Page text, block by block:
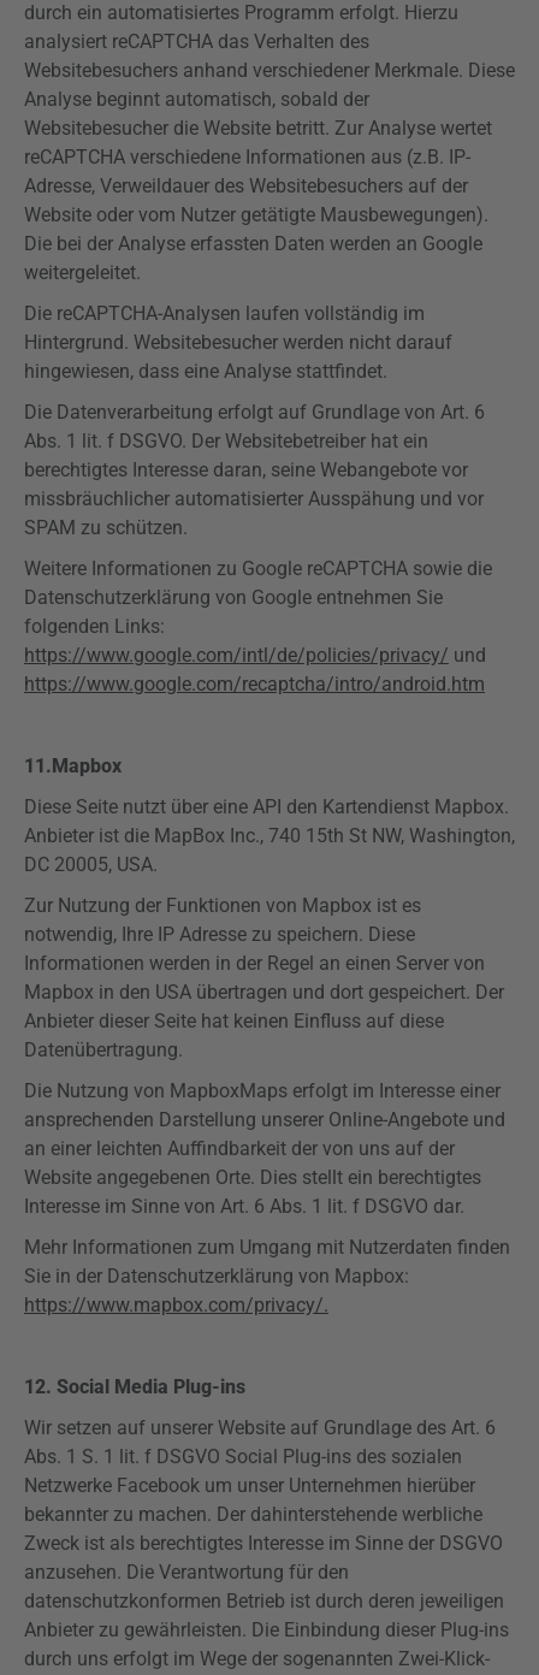
durch ein automatisiertes Programm erfolgt. Hierzu
analysiert reCAPTCHA das Verhalten des
Websitebesuchers anhand verschiedener Merkmale. Diese
Analyse beginnt automatisch, sobald der
Websitebesucher die Website betritt. Zur Analyse wertet
reCAPTCHA verschiedene Informationen aus (z.B. IP-
Adresse, Verweildauer des Websitebesuchers auf der
Website oder vom Nutzer getätigte Mausbewegungen).
Die bei der Analyse erfassten Daten werden an Google
weitergeleitet.
Die reCAPTCHA-Analysen laufen vollständig im
Hintergrund. Websitebesucher werden nicht darauf
hingewiesen, dass eine Analyse stattfindet.
Die Datenverarbeitung erfolgt auf Grundlage von Art. 6
Abs. 1 lit. f DSGVO. Der Websitebetreiber hat ein
berechtigtes Interesse daran, seine Webangebote vor
missbräuchlicher automatisierter Ausspähung und vor
SPAM zu schützen.
Weitere Informationen zu Google reCAPTCHA sowie die
Datenschutzerklärung von Google entnehmen Sie
folgenden Links:
https://www.google.com/intl/de/policies/privacy/ und
https://www.google.com/recaptcha/intro/android.htm
11.Mapbox
Diese Seite nutzt über eine API den Kartendienst Mapbox.
Anbieter ist die MapBox Inc., 740 15th St NW, Washington,
DC 20005, USA.
Zur Nutzung der Funktionen von Mapbox ist es
notwendig, Ihre IP Adresse zu speichern. Diese
Informationen werden in der Regel an einen Server von
Mapbox in den USA übertragen und dort gespeichert. Der
Anbieter dieser Seite hat keinen Einfluss auf diese
Datenübertragung.
Die Nutzung von MapboxMaps erfolgt im Interesse einer
ansprechenden Darstellung unserer Online-Angebote und
an einer leichten Auffindbarkeit der von uns auf der
Website angegebenen Orte. Dies stellt ein berechtigtes
Interesse im Sinne von Art. 6 Abs. 1 lit. f DSGVO dar.
Mehr Informationen zum Umgang mit Nutzerdaten finden
Sie in der Datenschutzerklärung von Mapbox:
https://www.mapbox.com/privacy/.
12. Social Media Plug-ins
Wir setzen auf unserer Website auf Grundlage des Art. 6
Abs. 1 S. 1 lit. f DSGVO Social Plug-ins des sozialen
Netzwerke Facebook um unser Unternehmen hierüber
bekannter zu machen. Der dahinterstehende werbliche
Zweck ist als berechtigtes Interesse im Sinne der DSGVO
anzusehen. Die Verantwortung für den
datenschutzkonformen Betrieb ist durch deren jeweiligen
Anbieter zu gewährleisten. Die Einbindung dieser Plug-ins
durch uns erfolgt im Wege der sogenannten Zwei-Klick-